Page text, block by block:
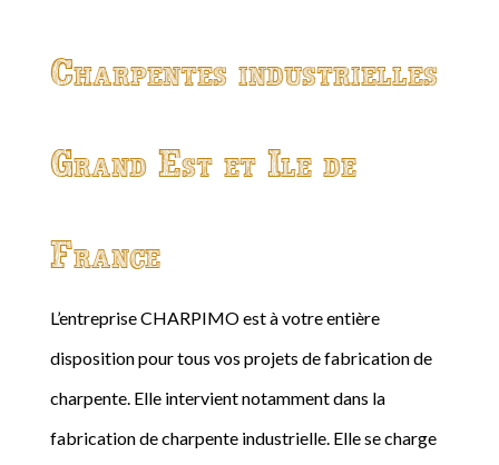
Charpentes industrielles
Grand Est et Ile de
France
L’entreprise CHARPIMO est à votre entière
disposition pour tous vos projets de fabrication de
charpente. Elle intervient notamment dans la
fabrication de charpente industrielle. Elle se charge